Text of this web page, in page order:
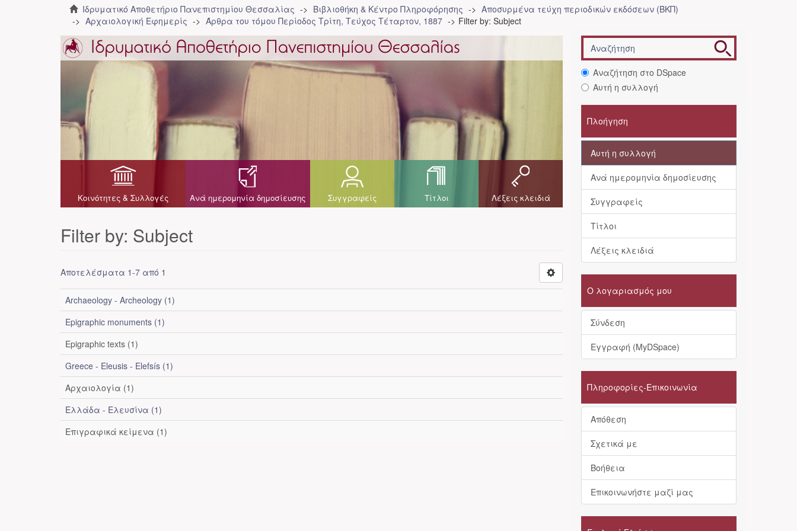
Ιδρυματικό Αποθετήριο Πανεπιστημίου Θεσσαλίας Βιβλιοθήκη & Κέντρο Πληροφόρησης
Αποσυρμένα τεύχη περιοδικών εκδόσεων (ΒΚΠ)
Αρχαιολογική Εφημερίς
Άρθρα του τόμου Περίοδος Τρίτη, Τεύχος Τέταρτον, 1887 Filter by: Subject
Κοινότητες & Συλλογές Ανά ημερομηνία δημοσίευσης Συγγραφείς Τίτλοι Λέξεις κλειδιά
Filter by: Subject
Αποτελέσματα 1-7 από 1
Archaeology - Archeology (1)
Epigraphic monuments (1)
Epigraphic texts (1)
Greece - Eleusis - Elefsís (1)
Αρχαιολογία (1)
Ελλάδα - Ελευσίνα (1)
Επιγραφικά κείμενα (1)
Αναζήτηση στο DSpace
Αυτή η συλλογή
Πλοήγηση
Αυτή η συλλογή
Ανά ημερομηνία δημοσίευσης
Συγγραφείς
Τίτλοι
Λέξεις κλειδιά
Ο λογαριασμός μου
Σύνδεση
Εγγραφή (MyDSpace)
Πληροφορίες-Επικοινωνία
Απόθεση
Σχετικά με
Βοήθεια
Επικοινωνήστε μαζί μας